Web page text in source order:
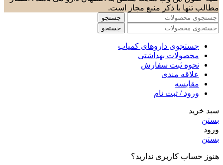
مطالب تنها با ذکر منبع مجاز است.
جستجو
جستجو
جستجوی داروهای کمیاب
محصولات بهداشتی
نحوه ثبت سفارش
علاقه مندی
مقایسه
ورود / ثبت نام
سبد خرید
بستن
ورود
بستن
هنوز حساب کاربری ندارید؟